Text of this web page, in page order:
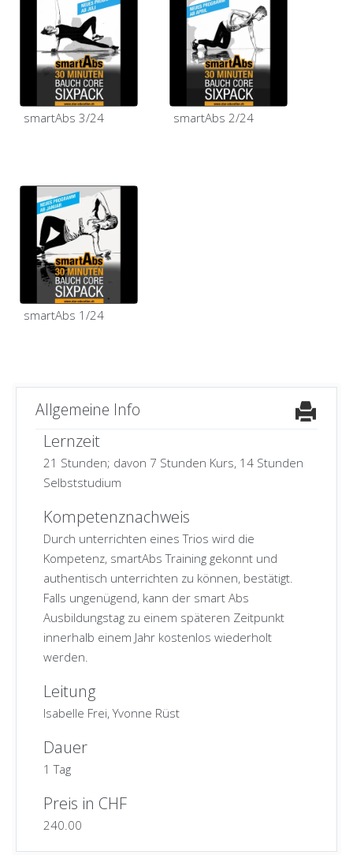
smartAbs 3/24 smartAbs 2/24
smartAbs 1/24
Allgemeine Info
Lernzeit
21 Stunden; davon 7 Stunden Kurs, 14 Stunden
Selbststudium
Kompetenznachweis
Durch unterrichten eines Trios wird die
Kompetenz, smartAbs Training gekonnt und
authentisch unterrichten zu können, bestätigt.
Falls ungenügend, kann der smart Abs
Ausbildungstag zu einem späteren Zeitpunkt
innerhalb einem Jahr kostenlos wiederholt
werden.
Leitung
Isabelle Frei, Yvonne Rüst
Dauer
1 Tag
Preis in CHF
240.00